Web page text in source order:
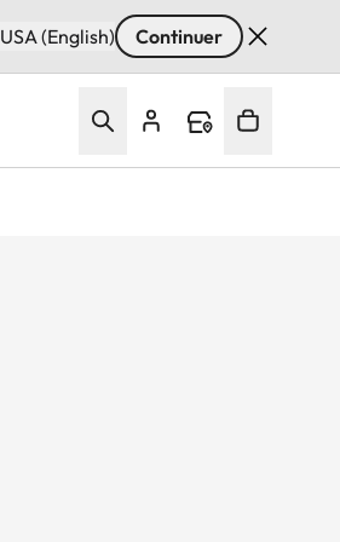
USA (English) Continuer